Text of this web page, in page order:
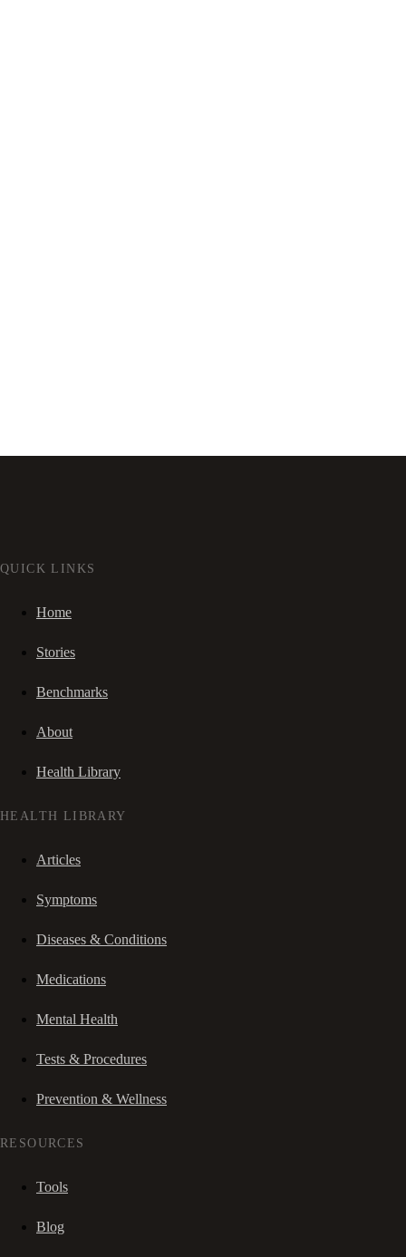
QUICK LINKS
Home
Stories
Benchmarks
About
Health Library
HEALTH LIBRARY
Articles
Symptoms
Diseases & Conditions
Medications
Mental Health
Tests & Procedures
Prevention & Wellness
RESOURCES
Tools
Blog